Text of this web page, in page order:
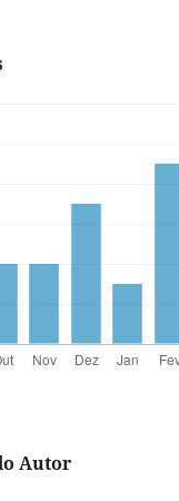
Autor